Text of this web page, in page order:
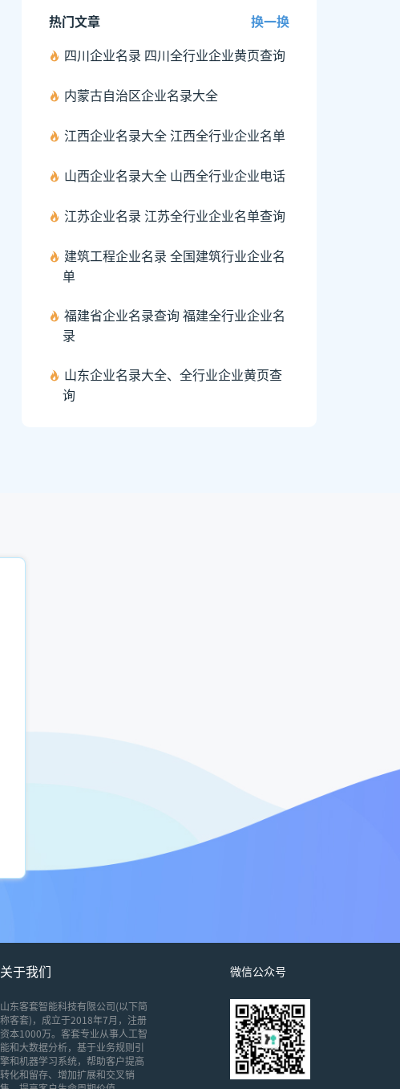
热门文章
换一换
四川企业名录 四川全行业企业黄页查询
内蒙古自治区企业名录大全
江西企业名录大全 江西全行业企业名单
山西企业名录大全 山西全行业企业电话
江苏企业名录 江苏全行业企业名单查询
建筑工程企业名录 全国建筑行业企业名
单
福建省企业名录查询 福建全行业企业名
录
山东企业名录大全、全行业企业黄页查
询
关于我们
山东客套智能科技有限公司(以下简
称客套)，成立于2018年7月，注册
资本1000万。客套专业从事人工智
能和大数据分析，基于业务规则引
擎和机器学习系统，帮助客户提高
转化和留存、增加扩展和交叉销
微信公众号